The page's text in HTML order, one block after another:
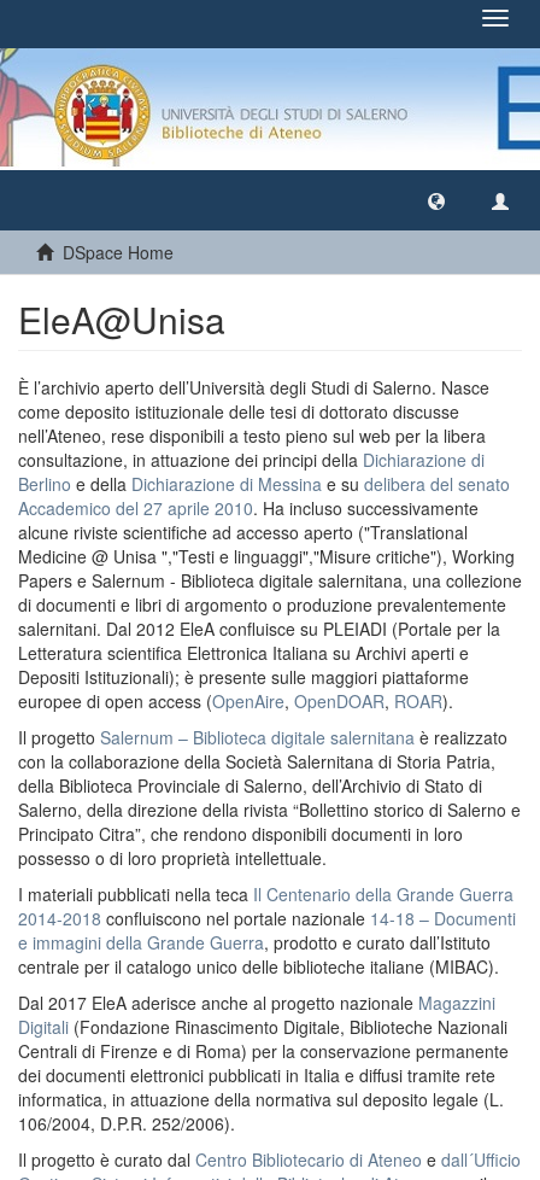
DSpace Home
EleA@Unisa
È l’archivio aperto dell’Università degli Studi di Salerno. Nasce
come deposito istituzionale delle tesi di dottorato discusse
nell’Ateneo, rese disponibili a testo pieno sul web per la libera
consultazione, in attuazione dei principi della Dichiarazione di
Berlino e della Dichiarazione di Messina e su delibera del senato
Accademico del 27 aprile 2010. Ha incluso successivamente
alcune riviste scientifiche ad accesso aperto ("Translational
Medicine @ Unisa ","Testi e linguaggi","Misure critiche"), Working
Papers e Salernum - Biblioteca digitale salernitana, una collezione
di documenti e libri di argomento o produzione prevalentemente
salernitani. Dal 2012 EleA confluisce su PLEIADI (Portale per la
Letteratura scientifica Elettronica Italiana su Archivi aperti e
Depositi Istituzionali); è presente sulle maggiori piattaforme
europee di open access (OpenAire, OpenDOAR, ROAR).
Il progetto Salernum – Biblioteca digitale salernitana è realizzato
con la collaborazione della Società Salernitana di Storia Patria,
della Biblioteca Provinciale di Salerno, dell’Archivio di Stato di
Salerno, della direzione della rivista “Bollettino storico di Salerno e
Principato Citra”, che rendono disponibili documenti in loro
possesso o di loro proprietà intellettuale.
I materiali pubblicati nella teca Il Centenario della Grande Guerra
2014-2018 confluiscono nel portale nazionale 14-18 – Documenti
e immagini della Grande Guerra, prodotto e curato dall’Istituto
centrale per il catalogo unico delle biblioteche italiane (MIBAC).
Dal 2017 EleA aderisce anche al progetto nazionale Magazzini
Digitali (Fondazione Rinascimento Digitale, Biblioteche Nazionali
Centrali di Firenze e di Roma) per la conservazione permanente
dei documenti elettronici pubblicati in Italia e diffusi tramite rete
informatica, in attuazione della normativa sul deposito legale (L.
106/2004, D.P.R. 252/2006).
Il progetto è curato dal Centro Bibliotecario di Ateneo e dall´Ufficio